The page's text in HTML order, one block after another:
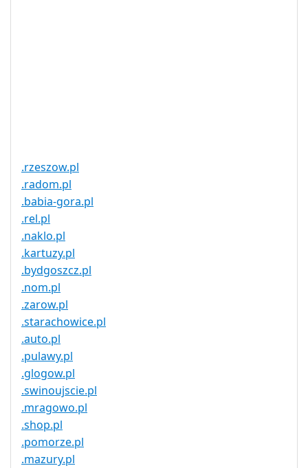
.rzeszow.pl
.radom.pl
.babia-gora.pl
.rel.pl
.naklo.pl
.kartuzy.pl
.bydgoszcz.pl
.nom.pl
.zarow.pl
.starachowice.pl
.auto.pl
.pulawy.pl
.glogow.pl
.swinoujscie.pl
.mragowo.pl
.shop.pl
.pomorze.pl
.mazury.pl